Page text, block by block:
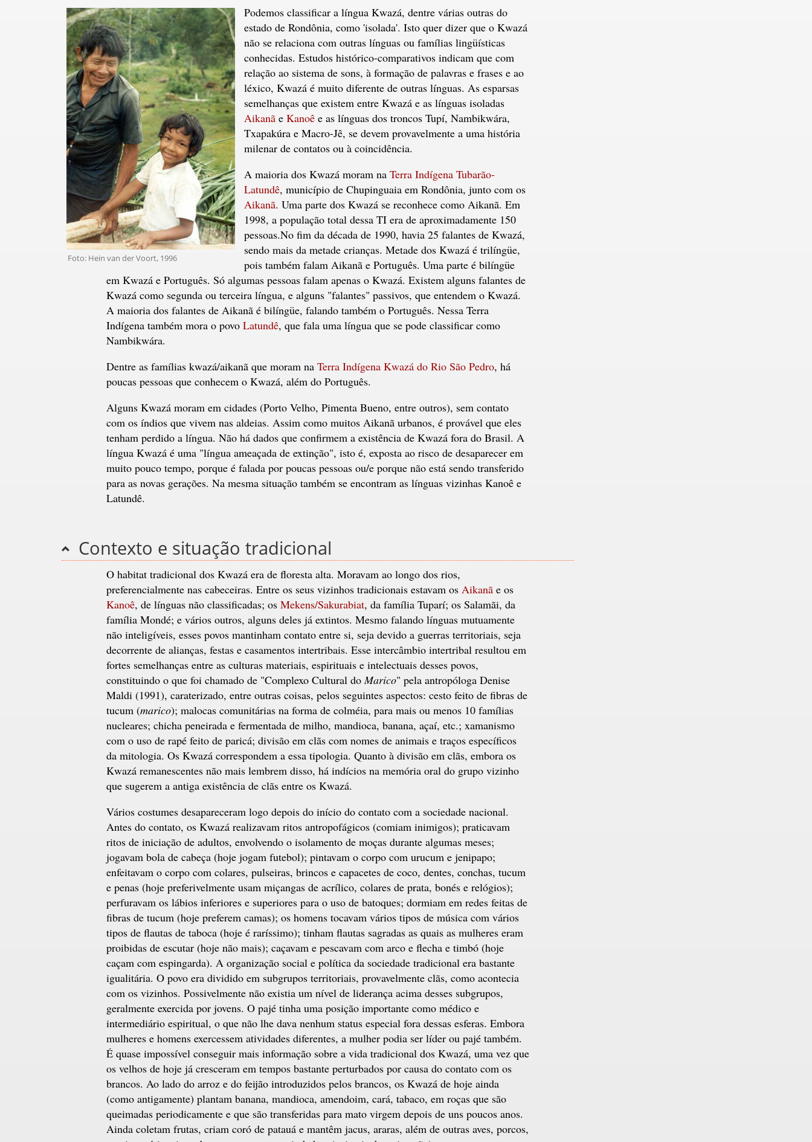
Foto: Hein van der Voort, 1996
Podemos classificar a língua Kwazá, dentre várias outras do
estado de Rondônia, como 'isolada'. Isto quer dizer que o Kwazá
não se relaciona com outras línguas ou famílias lingüísticas
conhecidas. Estudos histórico-comparativos indicam que com
relação ao sistema de sons, à formação de palavras e frases e ao
léxico, Kwazá é muito diferente de outras línguas. As esparsas
semelhanças que existem entre Kwazá e as línguas isoladas
Aikanã eKanoê e as línguas dos troncos Tupí, Nambikwára,
Txapakúra e Macro-Jê, se devem provavelmente a uma história
milenar de contatos ou à coincidência.
A maioria dos Kwazá moram naTerra Indígena Tubarão-
Latundê, município de Chupinguaia em Rondônia, junto com os
Aikanã. Uma parte dos Kwazá se reconhece como Aikanã. Em
1998, a população total dessa TI era de aproximadamente 150
pessoas.No fim da década de 1990, havia 25 falantes de Kwazá,
sendo mais da metade crianças. Metade dos Kwazá é trilíngüe,
pois também falam Aikanã e Português. Uma parte é bilíngüe
em Kwazá e Português. Só algumas pessoas falam apenas o Kwazá. Existem alguns falantes de
Kwazá como segunda ou terceira língua, e alguns "falantes" passivos, que entendem o Kwazá.
A maioria dos falantes de Aikanã é bilíngüe, falando também o Português. Nessa Terra
Indígena também mora o povo Latundê, que fala uma língua que se pode classificar como
Nambikwára.
Dentre as famílias kwazá/aikanã que moram na Terra Indígena Kwazá do Rio São Pedro, há
poucas pessoas que conhecem o Kwazá, além do Português.
Alguns Kwazá moram em cidades (Porto Velho, Pimenta Bueno, entre outros), sem contato
com os índios que vivem nas aldeias. Assim como muitos Aikanã urbanos, é provável que eles
tenham perdido a língua. Não há dados que confirmem a existência de Kwazá fora do Brasil. A
língua Kwazá é uma "língua ameaçada de extinção", isto é, exposta ao risco de desaparecer em
muito pouco tempo, porque é falada por poucas pessoas ou/e porque não está sendo transferido
para as novas gerações. Na mesma situação também se encontram as línguas vizinhas Kanoê e
Latundê.
Contexto e situação tradicional
O habitat tradicional dos Kwazá era de floresta alta. Moravam ao longo dos rios,
preferencialmente nas cabeceiras. Entre os seus vizinhos tradicionais estavam os Aikanãe os
Kanoê, de línguas não classificadas; os Mekens/Sakurabiat, da família Tuparí; os Salamãi, da
família Mondé; e vários outros, alguns deles já extintos. Mesmo falando línguas mutuamente
não inteligíveis, esses povos mantinham contato entre si, seja devido a guerras territoriais, seja
decorrente de alianças, festas e casamentos intertribais. Esse intercâmbio intertribal resultou em
fortes semelhanças entre as culturas materiais, espirituais e intelectuais desses povos,
constituindo o que foi chamado de "Complexo Cultural doMarico" pela antropóloga Denise
Maldi (1991), caraterizado, entre outras coisas, pelos seguintes aspectos: cesto feito de fibras de
tucum (marico); malocas comunitárias na forma de colméia, para mais ou menos 10 famílias
nucleares; chicha peneirada e fermentada de milho, mandioca, banana, açaí, etc.; xamanismo
com o uso de rapé feito de paricá; divisão em clãs com nomes de animais e traços específicos
da mitologia. Os Kwazá correspondem a essa tipologia. Quanto à divisão em clãs, embora os
Kwazá remanescentes não mais lembrem disso, há indícios na memória oral do grupo vizinho
que sugerem a antiga existência de clãs entre os Kwazá.
Vários costumes desapareceram logo depois do início do contato com a sociedade nacional.
Antes do contato, os Kwazá realizavam ritos antropofágicos (comiam inimigos); praticavam
ritos de iniciação de adultos, envolvendo o isolamento de moças durante algumas meses;
jogavam bola de cabeça (hoje jogam futebol); pintavam o corpo com urucum e jenipapo;
enfeitavam o corpo com colares, pulseiras, brincos e capacetes de coco, dentes, conchas, tucum
e penas (hoje preferivelmente usam miçangas de acrílico, colares de prata, bonés e relógios);
perfuravam os lábios inferiores e superiores para o uso de batoques; dormiam em redes feitas de
fibras de tucum (hoje preferem camas); os homens tocavam vários tipos de música com vários
tipos de flautas de taboca (hoje é raríssimo); tinham flautas sagradas as quais as mulheres eram
proibidas de escutar (hoje não mais); caçavam e pescavam com arco e flecha e timbó (hoje
caçam com espingarda). A organização social e política da sociedade tradicional era bastante
igualitária. O povo era dividido em subgrupos territoriais, provavelmente clãs, como acontecia
com os vizinhos. Possivelmente não existia um nível de liderança acima desses subgrupos,
geralmente exercida por jovens. O pajé tinha uma posição importante como médico e
intermediário espiritual, o que não lhe dava nenhum status especial fora dessas esferas. Embora
mulheres e homens exercessem atividades diferentes, a mulher podia ser líder ou pajé também.
É quase impossível conseguir mais informação sobre a vida tradicional dos Kwazá, uma vez que
os velhos de hoje já cresceram em tempos bastante perturbados por causa do contato com os
brancos. Ao lado do arroz e do feijão introduzidos pelos brancos, os Kwazá de hoje ainda
(como antigamente) plantam banana, mandioca, amendoim, cará, tabaco, em roças que são
queimadas periodicamente e que são transferidas para mato virgem depois de uns poucos anos.
Ainda coletam frutas, criam coró de patauá e mantêm jacus, araras, além de outras aves, porcos,